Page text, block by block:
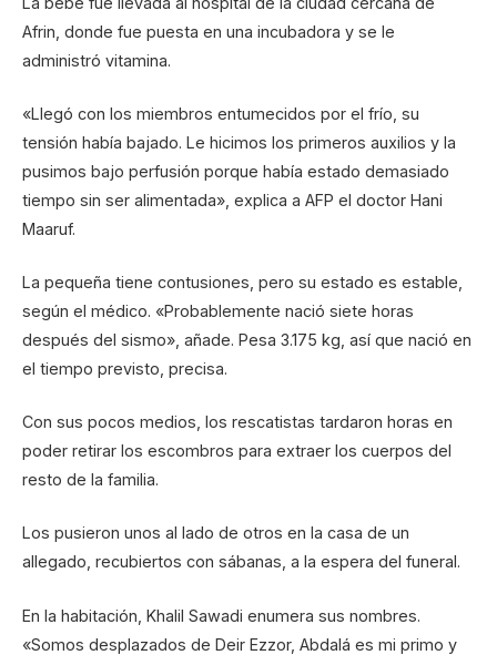
Afrin, donde fue puesta en una incubadora y se le
administró vitamina.
«Llegó con los miembros entumecidos por el frío, su
tensión había bajado. Le hicimos los primeros auxilios y la
pusimos bajo perfusión porque había estado demasiado
tiempo sin ser alimentada», explica a AFP el doctor Hani
Maaruf.
La pequeña tiene contusiones, pero su estado es estable,
según el médico. «Probablemente nació siete horas
después del sismo», añade. Pesa 3.175 kg, así que nació en
el tiempo previsto, precisa.
Con sus pocos medios, los rescatistas tardaron horas en
poder retirar los escombros para extraer los cuerpos del
resto de la familia.
Los pusieron unos al lado de otros en la casa de un
allegado, recubiertos con sábanas, a la espera del funeral.
En la habitación, Khalil Sawadi enumera sus nombres.
«Somos desplazados de Deir Ezzor, Abdalá es mi primo y